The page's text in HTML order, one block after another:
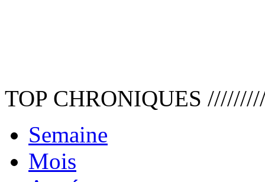
TOP CHRONIQUES
Semaine
Mois